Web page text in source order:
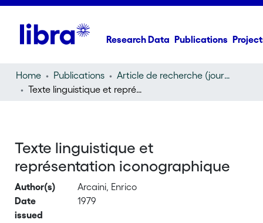
Research Data Publications
Home Publications
Article de recherche (journal article)
Texte linguistique et représentation iconographique
Texte linguistique et
représentation iconographique
Author(s)
Arcaini, Enrico
Date
issued
1979